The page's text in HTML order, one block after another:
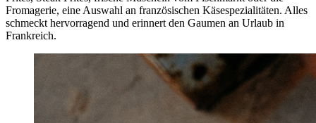
Fromagerie, eine Auswahl an französischen Käsespezialitäten. Alles
schmeckt hervorragend und erinnert den Gaumen an Urlaub in
Frankreich.